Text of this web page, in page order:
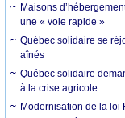
Maisons
une « voie rapide »
Québec solidaire se
aînés
Québec solidaire
à la crise agricole
Modernisation de la loi